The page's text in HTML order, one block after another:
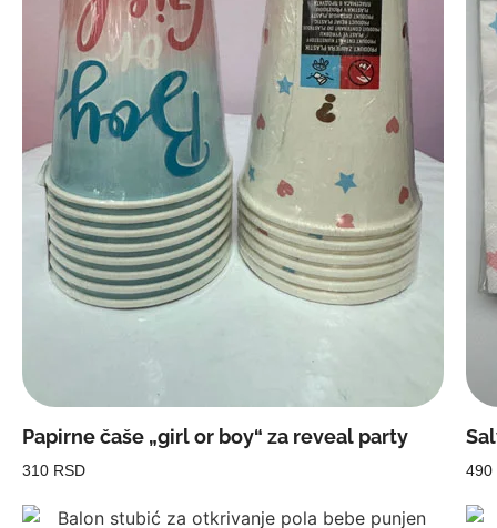
Papirne čaše „girl or boy“ za reveal party
310 RSD 490